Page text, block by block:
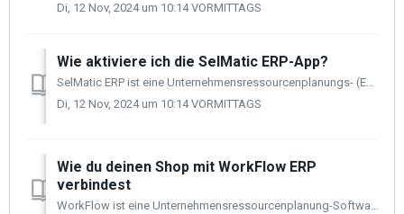
Di, 12 Nov, 2024 um 10:14 VORMITTAGS
Wie aktiviere ich die SelMatic ERP-App?
SelMatic ERP ist eine Unternehmensressourcenplanungs- (ERP) Software, die von SelMatic, einem bulgarischen Software- und Beratungshaus, entwickelt wurde, da...
Di, 12 Nov, 2024 um 10:14 VORMITTAGS
Wie du deinen Shop mit WorkFlow ERP
verbindest
WorkFlow ist eine Unternehmensressourcenplanung-Software, die von der Businessoft Corporation entwickelt wurde. Sie wurde entworfen, um kleinen und mittelst...